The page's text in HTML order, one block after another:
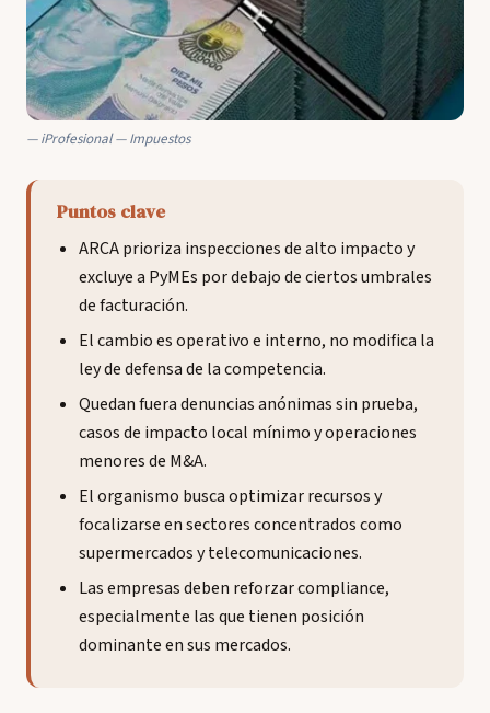
iProfesional — Impuestos
Puntos clave
ARCA prioriza inspecciones de alto impacto y
excluye a PyMEs por debajo de ciertos umbrales
de facturación.
El cambio es operativo e interno, no modifica la
ley de defensa de la competencia.
Quedan fuera denuncias anónimas sin prueba,
casos de impacto local mínimo y operaciones
menores de M&A.
El organismo busca optimizar recursos y
focalizarse en sectores concentrados como
supermercados y telecomunicaciones.
Las empresas deben reforzar compliance,
especialmente las que tienen posición
dominante en sus mercados.